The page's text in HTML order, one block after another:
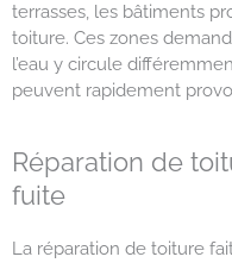
terrasses, les bâtiments
toiture. Ces zones
l’eau y circule
peuvent rapidement
Réparation de
fuite
La réparation de toiture